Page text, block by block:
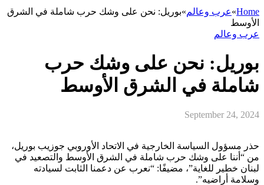
Home
»عرب وعالم»بوريل: نحن على وشك حرب شاملة في الشرق
الأوسط
عرب وعالم
بوريل: نحن على وشك حرب
شاملة في الشرق الأوسط
September 24, 2024
حذر مسؤول السياسة الخارجية في الاتحاد الأوروبي جوزيب بوريل،
من “أننا على وشك حرب شاملة في الشرق الأوسط والتصعيد في
لبنان خطير للغاية”، مضيفًا: “نعرب عن دعمنا الثابت لسيادته
وسلامة أراضيه”.